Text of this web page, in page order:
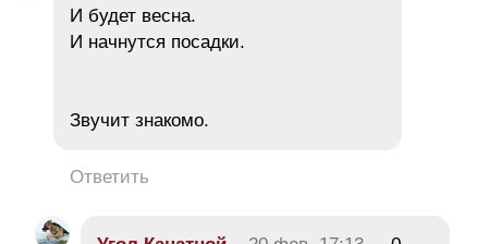
И будет весна.
И начнутся посадки.
Звучит знакомо.
Ответить